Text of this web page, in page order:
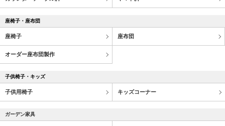
座椅子・座布団
座椅子 座布団
オーダー座布団製作
子供椅子・キッズ
子供用椅子 キッズコーナー
ガーデン家具